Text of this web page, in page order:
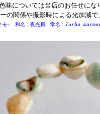
味については当店のお任せにな
の関係や撮影時による光加減で
モ☆ 和名：夜光貝 学名： Turbo